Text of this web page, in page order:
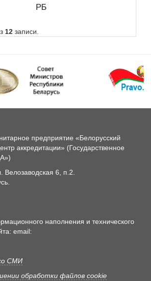
РБ
12 записи.
предприятие «Белорусский
аккредитации» (Государственное
Велозаводская 6, п.2.
наполнения и технического
email:
СМИ
обработки файлов cookie